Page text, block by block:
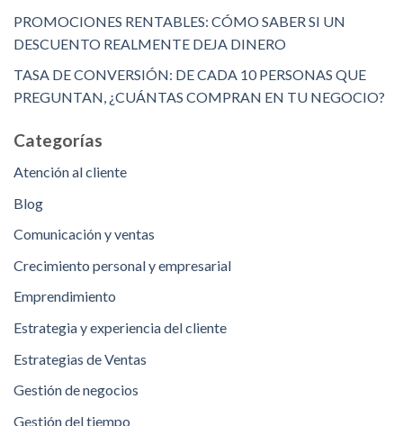
PROMOCIONES RENTABLES: CÓMO SABER SI UN
DESCUENTO REALMENTE DEJA DINERO
TASA DE CONVERSIÓN: DE CADA 10 PERSONAS QUE
PREGUNTAN, ¿CUÁNTAS COMPRAN EN TU NEGOCIO?
Categorías
Atención al cliente
Blog
Comunicación y ventas
Crecimiento personal y empresarial
Emprendimiento
Estrategia y experiencia del cliente
Estrategias de Ventas
Gestión de negocios
Gestión del tiempo